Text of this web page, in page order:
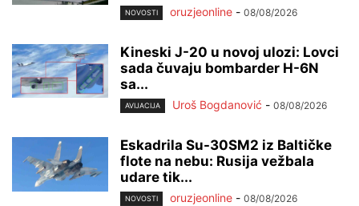
NOVOSTI oruzjeonline - 08/08/2026
Kineski J-20 u novoj ulozi: Lovci
sada čuvaju bombarder H-6N
sa...
AVIJACIJA Uroš Bogdanović - 08/08/2026
Eskadrila Su-30SM2 iz Baltičke
flote na nebu: Rusija vežbala
udare tik...
NOVOSTI oruzjeonline - 08/08/2026